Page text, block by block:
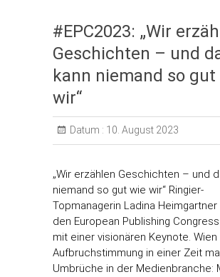
#EPC2023: „Wir
Geschichten – und
kann niemand so gut
wir“
Datum : 10. August 2023
„Wir erzählen Geschichten – und
niemand so gut wie wir“ Ringier-
Topmanagerin Ladina
den European Publishing
mit einer visionären Keynote. Wien
Aufbruchstimmung in einer Zeit
Umbrüche in der Medienbranche: